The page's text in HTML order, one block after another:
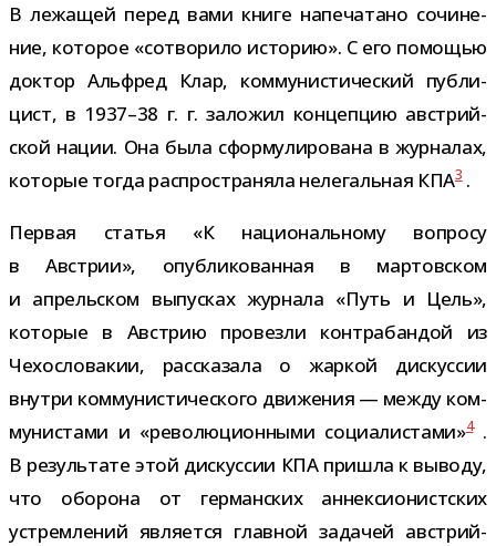
В лежа­щей перед вами книге напе­ча­тано сочи­не­
ние, кото­рое «сотво­рило исто­рию». С его помо­щью
док­тор Альфред Клар, ком­му­ни­сти­че­ский пуб­ли­
цист, в 1937–38 г. г. зало­жил кон­цеп­цию австрий­
ской нации. Она была сфор­му­ли­ро­вана в жур­на­лах,
кото­рые тогда рас­про­стра­няла неле­галь­ная КПА3.
Первая ста­тья «К наци­о­наль­ному вопросу
в Австрии», опуб­ли­ко­ван­ная в мар­тов­ском
и апрель­ском выпус­ках жур­нала «Путь и Цель»,
кото­рые в Австрию про­везли кон­тра­бан­дой из
Чехословакии, рас­ска­зала о жар­кой дис­кус­сии
внутри ком­му­ни­сти­че­ского дви­же­ния — между ком­
му­ни­стами и «рево­лю­ци­он­ными соци­а­ли­стами»4.
В резуль­тате этой дис­кус­сии КПА при­шла к выводу,
что обо­рона от гер­ман­ских аннек­си­о­нист­ских
устрем­ле­ний явля­ется глав­ной зада­чей австрий­